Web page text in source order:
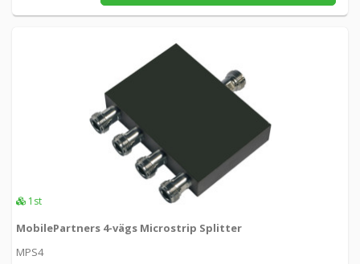
1st
MobilePartners 4-vägs Microstrip Splitter
MPS4